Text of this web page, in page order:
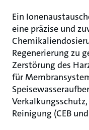
Ein
eine präzise und
Regenerierung zu
Zerstörung des
für
Reinigung (CEB